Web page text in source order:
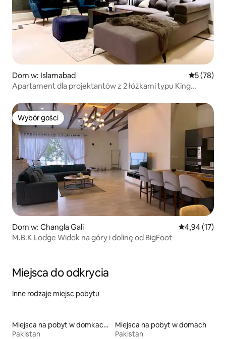
Dom w: Islamabad Średnia
5 (78)
Apartament dla projektantów z 2 łóżkami typu King
Wybór gości
Wybór gości
Dom w: Changla Gali Średnia
4,94 (17)
M.B.K Lodge Widok na góry i dolinę od BigFoot
Miejsca do odkrycia
Inne rodzaje miejsc pobytu
Miejsca na pobyt w domkach gościnnych
Pakistan
Miejsca na pobyt w domach
Pakistan